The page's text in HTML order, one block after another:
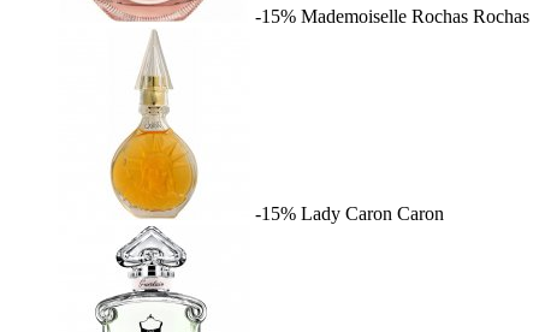
-15% Mademoiselle Rochas Rochas
-15% Lady Caron Caron